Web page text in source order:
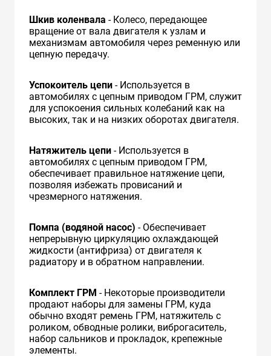
Шкив коленвала - Колесо, передающее
вращение от вала двигателя к узлам и
механизмам автомобиля через ременную или
цепную передачу.
Успокоитель цепи - Используется в
автомобилях с цепным приводом ГРМ, служит
для успокоения сильных колебаний как на
высоких, так и на низких оборотах двигателя.
Натяжитель цепи - Используется в
автомобилях с цепным приводом ГРМ,
обеспечивает правильное натяжение цепи,
позволяя избежать провисаний и
чрезмерного натяжения.
Помпа (водяной насос) - Обеспечивает
непрерывную циркуляцию охлаждающей
жидкости (антифриза) от двигателя к
радиатору и в обратном направлении.
Комплект ГРМ - Некоторые производители
продают наборы для замены ГРМ, куда
обычно входят ремень ГРМ, натяжитель с
роликом, обводные ролики, виброгаситель,
набор сальников и прокладок, крепежные
элементы.